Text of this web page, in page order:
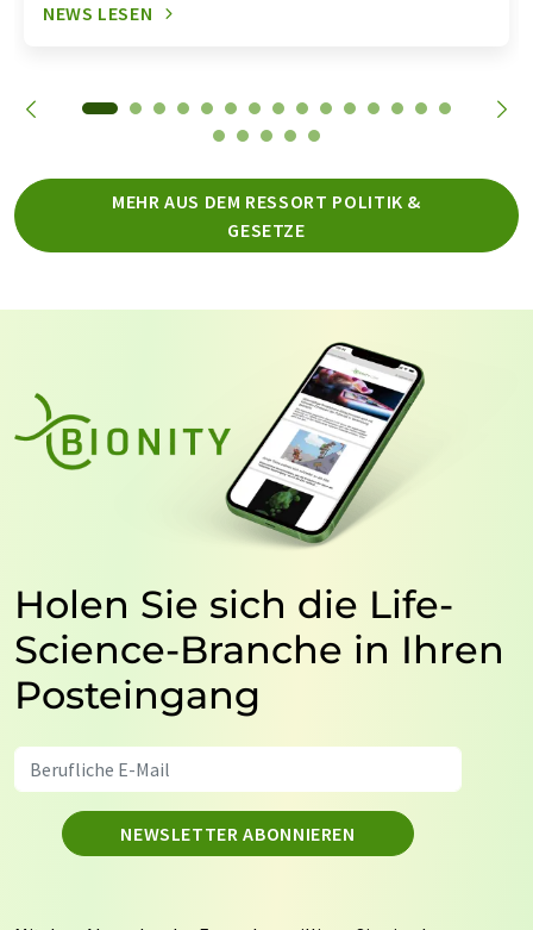
NEWS LESEN
MEHR AUS DEM RESSORT POLITIK &
GESETZE
Holen Sie sich die Life-
Science-Branche in Ihren
Posteingang
NEWSLETTER ABONNIEREN